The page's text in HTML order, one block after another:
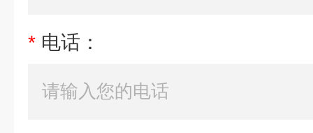
* 电话：